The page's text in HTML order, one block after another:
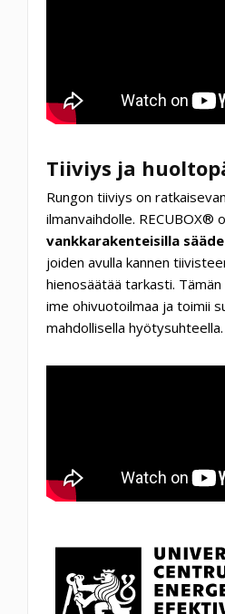
Tiiviys ja
Rungon tiiviys on
ilmanvaihdolle. RECUBOX®
vankkarakenteisilla
joiden avulla kannen
hienosäätää tarkasti.
ime ohivuotoilmaa ja toimii
mahdollisella hyötysuhteella.